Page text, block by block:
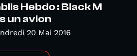
Hebdo : Black M
un avion
20 Mai 2016